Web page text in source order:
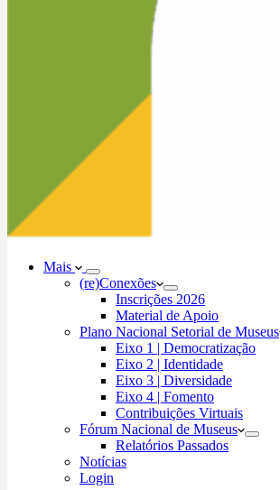
Mais
(re)Conexões
Inscrições 2026
Material de Apoio
Plano Nacional Setorial de Museus
Eixo 1 | Democratização
Eixo 2 | Identidade
Eixo 3 | Diversidade
Eixo 4 | Fomento
Contribuições Virtuais
Fórum Nacional de Museus
Relatórios Passados
Notícias
Login